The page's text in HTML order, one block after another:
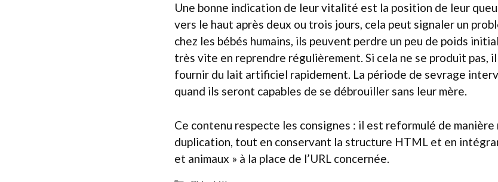
Une bonne indication de leur vitalité est la position de leur
vers le haut après deux ou trois jours, cela peut signaler un
chez les bébés humains, ils peuvent perdre un peu de poids
très vite en reprendre régulièrement. Si cela ne se produit pas,
fournir du lait artificiel rapidement. La période de sevrage
quand ils seront capables de se débrouiller sans leur mère.
Ce contenu respecte les consignes : il est reformulé de
duplication, tout en conservant la structure HTML et en
et animaux » à la place de l’URL concernée.